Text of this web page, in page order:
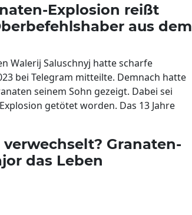
Explosion reißt
aus dem
Walerij Saluschnyj hatte scharfe
bei Telegram mitteilte. Demnach hatte
seinem Sohn gezeigt. Dabei sei
getötet worden. Das 13 Jahre
Granaten-
das Leben